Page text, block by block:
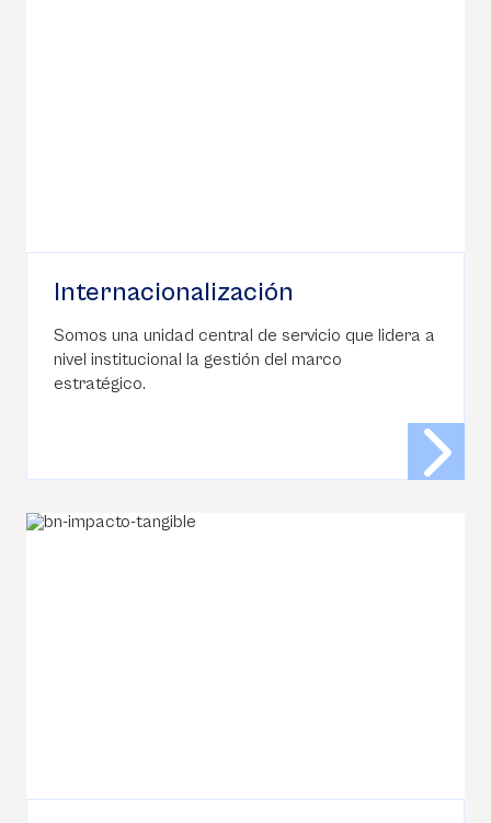
Internacionalización
Somos una unidad central de servicio que lidera a
nivel institucional la gestión del marco
estratégico.